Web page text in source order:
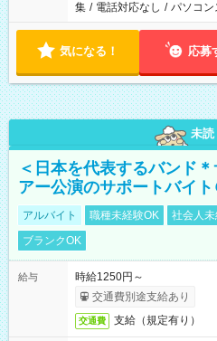
集 / 電話対応なし / パソコン
気になる！ 応募
未読
＜日本を代表するバンド
アー公演のサポートバイ
アルバイト 職種未経験OK 社会人
ブランクOK
給与
時給1250円～
交通費別途支給あり
交通費 支給（規定有り）